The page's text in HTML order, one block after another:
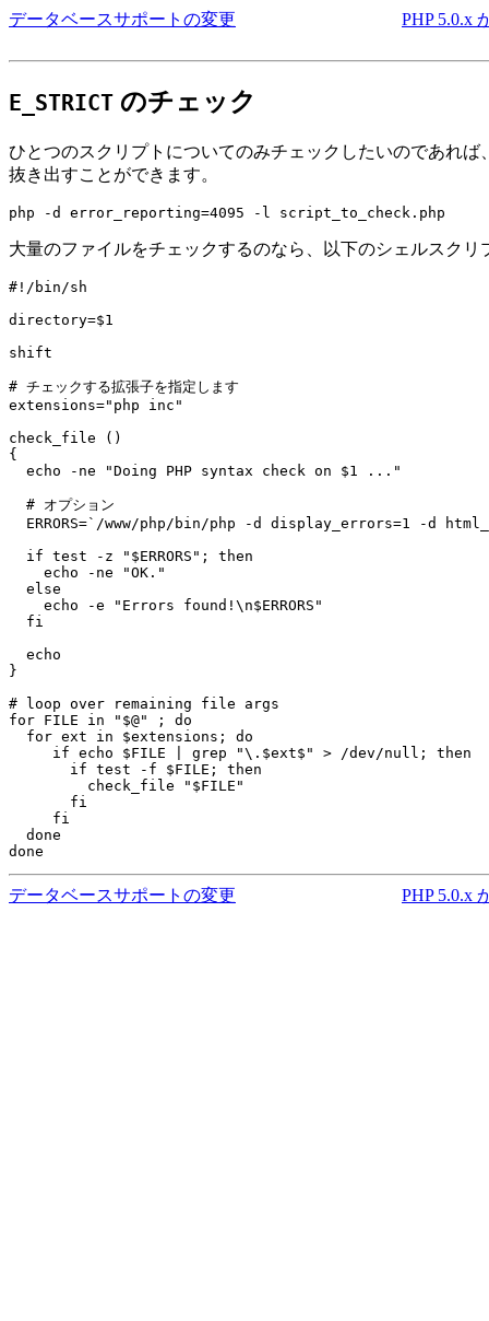
データベースサポートの変更 PHP 5.0.x
E_STRICT のチェック
ひとつのスクリプトについてのみチェックしたいのであれ
抜き出すことができます。
php -d error_reporting=4095 -l script_to_check.php
大量のファイルをチェックするのなら、以下のシェルスク
#!/bin/sh
directory=$1
shift
# チェックする拡張子を指定します
extensions="php inc"
check_file ()
{
  echo -ne "Doing PHP syntax check on $1 ..."
  # オプション
ERRORS=`/www/php/bin/php -d display_errors=1 -d
  if test -z "$ERRORS"; then
    echo -ne "OK."
  else
    echo -e "Errors found!\n$ERRORS"
  fi
  echo
}
# loop over remaining file args
for FILE in "$@" ; do
  for ext in $extensions; do
     if echo $FILE | grep "\.$ext$" > /dev/null; then
       if test -f $FILE; then
         check_file "$FILE"
       fi
     fi
  done
done
データベースサポートの変更 PHP 5.0.x